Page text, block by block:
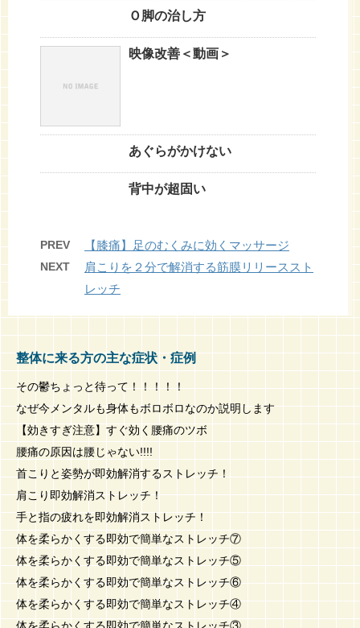
Ｏ脚の治し方
映像改善＜動画＞
あぐらがかけない
背中が超固い
PREV 【膝痛】足のむくみに効くマッサージ
NEXT
肩こりを２分で解消する筋膜リリーススト
レッチ
整体に来る方の主な症状・症例
その鬱ちょっと待って！！！！！
なぜ今メンタルも身体もボロボロなのか説明します
【効きすぎ注意】すぐ効く腰痛のツボ
腰痛の原因は腰じゃない!!!!
首こりと姿勢が即効解消するストレッチ！
肩こり即効解消ストレッチ！
手と指の疲れを即効解消ストレッチ！
体を柔らかくする即効で簡単なストレッチ⑦
体を柔らかくする即効で簡単なストレッチ⑤
体を柔らかくする即効で簡単なストレッチ⑥
体を柔らかくする即効で簡単なストレッチ④
体を柔らかくする即効で簡単なストレッチ③